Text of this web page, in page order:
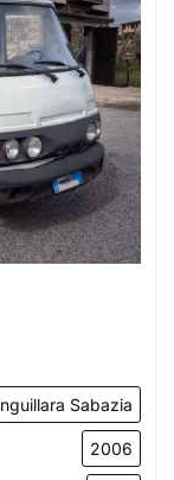
Sabazia
2006